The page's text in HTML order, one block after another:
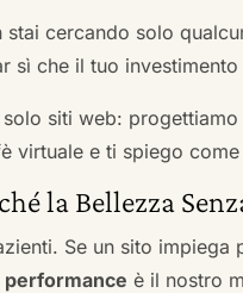
cercando solo
sì che il tuo
solo siti web:
virtuale e ti spiego
la Bellezza
Se un sito
performance è il nostro